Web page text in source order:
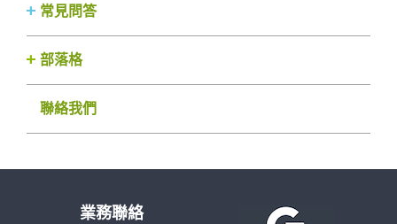
常見問答
部落格
聯絡我們
業務聯絡